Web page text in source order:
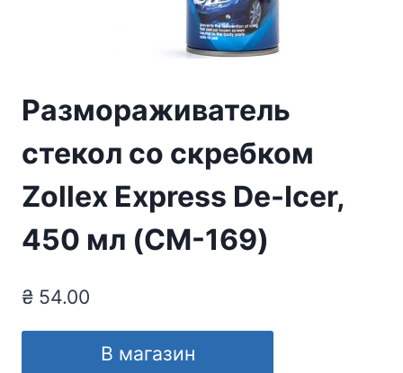
Размораживатель
стекол со скребком
Zollex Express De-Icer,
450 мл (CM-169)
₴ 54.00
В магазин